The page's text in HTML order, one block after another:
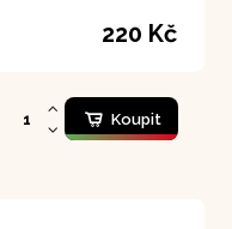
220 Kč
Koupit